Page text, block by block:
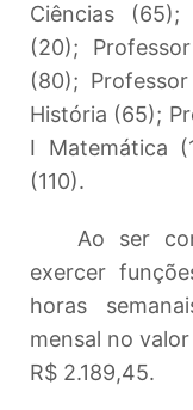
Ciências (65);
(20);
(80);
História (65);
I Matemática
(110).
Ao ser
exercer
horas
mensal no
R$ 2.189,45.